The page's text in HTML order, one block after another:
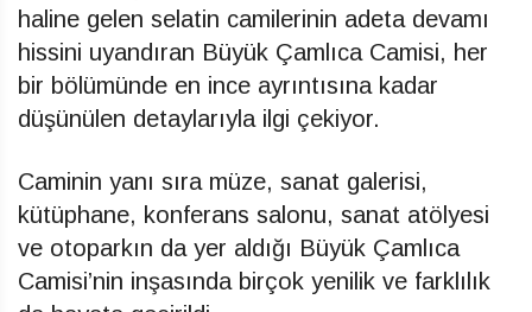
haline gelen selatin camilerinin adeta devamı
hissini uyandıran Büyük Çamlıca Camisi, her
bir bölümünde en ince ayrıntısına kadar
düşünülen detaylarıyla ilgi çekiyor.
Caminin yanı sıra müze, sanat galerisi,
kütüphane, konferans salonu, sanat atölyesi
ve otoparkın da yer aldığı Büyük Çamlıca
Camisi’nin inşasında birçok yenilik ve farklılık